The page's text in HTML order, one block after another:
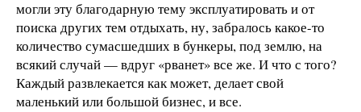
могли эту благодарную тему эксплуатировать и от
поиска других тем отдыхать, ну, забралось какое-то
количество сумасшедших в бункеры, под землю, на
всякий случай — вдруг «рванет» все же. И что с того?
Каждый развлекается как может, делает свой
маленький или большой бизнес, и все.